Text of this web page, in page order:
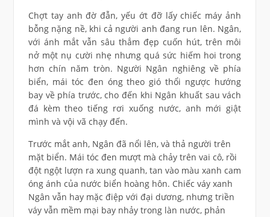
Chợt tay anh đờ đẫn, yếu ớt đỡ lấy chiếc máy ảnh
bỗng nặng nề, khi cả người anh đang run lên. Ngân,
với ánh mắt vẫn sâu thẳm đẹp cuốn hút, trên môi
nở một nụ cười nhẹ nhưng quá sức hiếm hoi trong
hơn chín năm tròn. Người Ngân nghiêng về phía
biển, mái tóc đen óng theo gió thổi ngược hướng
bay về phía trước, cho đến khi Ngân khuất sau vách
đá kèm theo tiếng rơi xuống nước, anh mới giật
mình và vội vã chạy đến.
Trước mắt anh, Ngân đã nổi lên, và thả người trên
mặt biển. Mái tóc đen mượt mà chảy trên vai cô, rồi
đột ngột lượn ra xung quanh, tan vào màu xanh cam
óng ánh của nước biển hoàng hôn. Chiếc váy xanh
Ngân vẫn hay mặc điệp với đại dương, nhưng triền
váy vẫn mềm mại bay nhảy trong làn nước, phản